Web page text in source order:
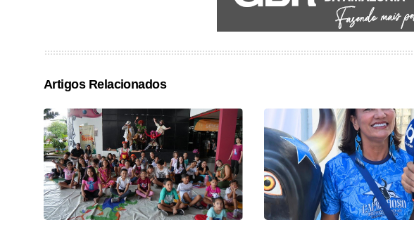
Artigos Relacionados